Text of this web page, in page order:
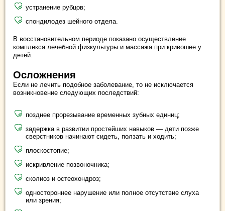
устранение рубцов;
спондилодез шейного отдела.
В восстановительном периоде показано осуществление
комплекса лечебной физкультуры и массажа при кривошее у
детей.
Осложнения
Если не лечить подобное заболевание, то не исключается
возникновение следующих последствий:
позднее прорезывание временных зубных единиц;
задержка в развитии простейших навыков — дети позже
сверстников начинают сидеть, ползать и ходить;
плоскостопие;
искривление позвоночника;
сколиоз и остеохондроз;
одностороннее нарушение или полное отсутствие слуха
или зрения;